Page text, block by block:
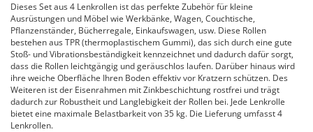
Dieses Set aus 4 Lenkrollen ist das perfekte Zubehör für kleine
Ausrüstungen und Möbel wie Werkbänke, Wagen, Couchtische,
Pflanzenständer, Bücherregale, Einkaufswagen, usw. Diese Rollen
bestehen aus TPR (thermoplastischem Gummi), das sich durch eine gute
Stoß- und Vibrationsbeständigkeit kennzeichnet und dadurch dafür sorgt,
dass die Rollen leichtgängig und geräuschlos laufen. Darüber hinaus wird
ihre weiche Oberfläche Ihren Boden effektiv vor Kratzern schützen. Des
Weiteren ist der Eisenrahmen mit Zinkbeschichtung rostfrei und trägt
dadurch zur Robustheit und Langlebigkeit der Rollen bei. Jede Lenkrolle
bietet eine maximale Belastbarkeit von 35 kg. Die Lieferung umfasst 4
Lenkrollen.